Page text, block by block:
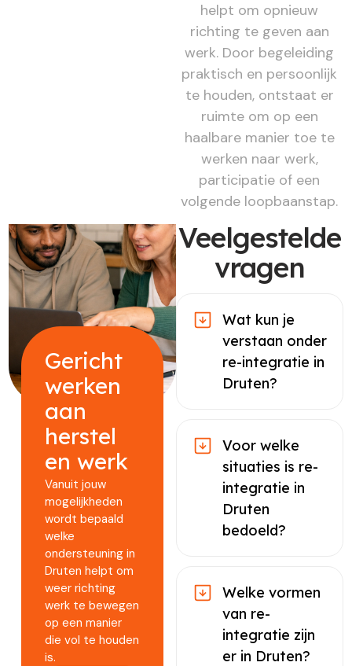
helpt om opnieuw
richting te geven aan
werk. Door begeleiding
praktisch en persoonlijk
te houden, ontstaat er
ruimte om op een
haalbare manier toe te
werken naar werk,
participatie of een
volgende loopbaanstap.
Gericht
werken
aan
herstel
en werk
Vanuit jouw
mogelijkheden
wordt bepaald
welke
ondersteuning in
Druten helpt om
weer richting
werk te bewegen
op een manier
die vol te houden
is.
Veelgestelde
vragen
Wat kun je
verstaan onder
re-integratie in
Druten?
Voor welke
situaties is re-
integratie in
Druten
bedoeld?
Welke vormen
van re-
integratie zijn
er in Druten?